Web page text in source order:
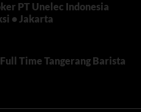
PT Unelec Indonesia
• Jakarta
Time Tangerang Barista